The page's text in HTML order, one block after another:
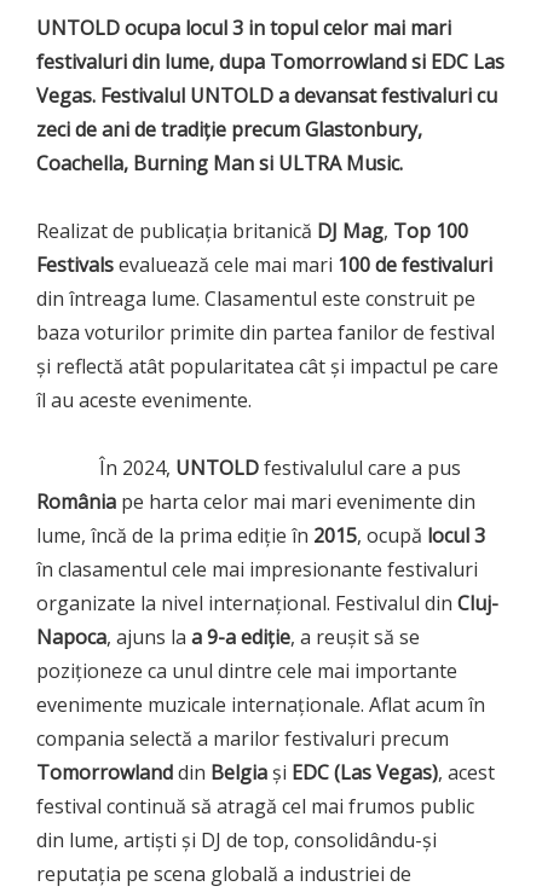
UNTOLD ocupa locul 3 in topul celor mai mari
festivaluri din lume, dupa Tomorrowland si EDC Las
Vegas. Festivalul UNTOLD a devansat festivaluri cu
zeci de ani de tradiție precum Glastonbury,
Coachella, Burning Man si ULTRA Music.
Realizat de publicația britanică DJ Mag, Top 100
Festivalsevaluează cele mai mari 100 de festivaluri
din întreaga lume. Clasamentul este construit pe
baza voturilor primite din partea fanilor de festival
și reflectă atât popularitatea cât și impactul pe care
îl au aceste evenimente.
În 2024, UNTOLDfestivalulul care a pus
România pe harta celor mai mari evenimente din
lume, încă de la prima ediție în 2015, ocupă locul 3
în clasamentul cele mai impresionante festivaluri
organizate la nivel internațional. Festivalul din Cluj-
Napoca, ajuns la a 9-a ediție, a reușit să se
poziționeze ca unul dintre cele mai importante
evenimente muzicale internaționale. Aflat acum în
compania selectă a marilor festivaluri precum
Tomorrowlanddin Belgiași EDC (Las Vegas), acest
festival continuă să atragă cel mai frumos public
din lume, artiști și DJ de top, consolidându-și
reputația pe scena globală a industriei de